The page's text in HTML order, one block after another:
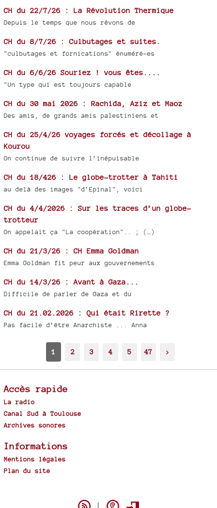
CH du 22/7/26 : La Révolution Thermique
Depuis le temps que nous rêvons de
CH du 8/7/26 : Culbutages et suites.
"culbutages et fornications" énuméré-es
CH du 6/6/26 Souriez ! vous êtes....
"Un type qui est toujours capable
CH du 30 mai 2026 : Rachida, Aziz et Maoz
Des amis, de grands amis palestiniens et
CH du 25/4/26 voyages forcés et décollage à
Kourou
On continue de suivre l’inépuisable
CH du 18/426 : Le globe-trotter à Tahiti
au delà des images "d’Epinal", voici
CH du 4/4/2026 : Sur les traces d’un globe-
trotteur
On appelait ça "La coopération".. ; (…)
CH du 21/3/26 : CH Emma Goldman
Emma Goldman fit peur aux gouvernements
CH du 14/3/26 : Avant à Gaza...
Difficile de parler de Gaza et du
CH du 21.02.2026 : Qui était Rirette ?
Pas facile d’être Anarchiste ... Anna
1 2 3 4 5 47 >
Accès rapide
La radio
Canal Sud à Toulouse
Archives sonores
Informations
Mentions légales
Plan du site
|